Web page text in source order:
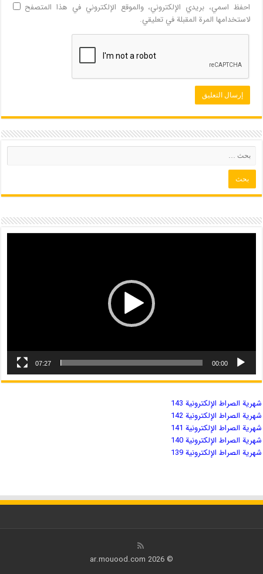
احفظ اسمي، بريدي الإلكتروني، والموقع الإلكتروني في هذا المتصفح
لاستخدامها المرة المقبلة في تعليقي.
00:00
07:27
شهریة الصراط الإلكترونية 143
شهریة الصراط الإلكترونية 142
شهریة الصراط الإلكترونية 141
شهریة الصراط الإلكترونية 140
شهریة الصراط الإلكترونية 139
© 2026 ar.mouood.com